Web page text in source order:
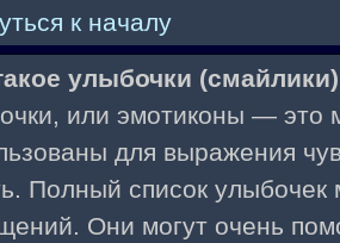
к началу
улыбочки
или эмотиконы — это
для выражения
Полный список
Они могут очень